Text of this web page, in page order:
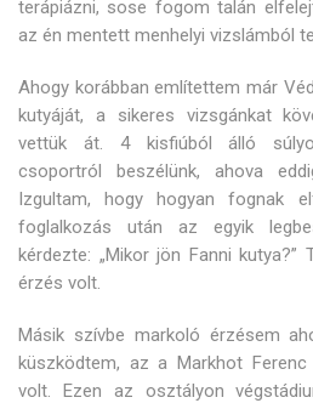
terápiázni, sose fogom talán
az én mentett menhelyi vizslámból
Ahogy korábban említettem már
kutyáját, a sikeres vizsgánkat
vettük át. 4 kisfiúból álló
csoportról beszélünk, ahova
Izgultam, hogy hogyan fognak
foglalkozás után az egyik
kérdezte: „Mikor jön Fanni kutya?”
érzés volt.
Másik szívbe markoló érzésem
küszködtem, az a Markhot
volt. Ezen az osztályon